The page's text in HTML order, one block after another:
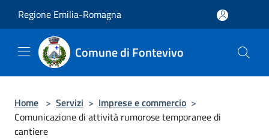
Regione Emilia-Romagna
Comune di Fontevivo
Home > Servizi > Imprese e commercio >
Comunicazione di attività rumorose temporanee di
cantiere